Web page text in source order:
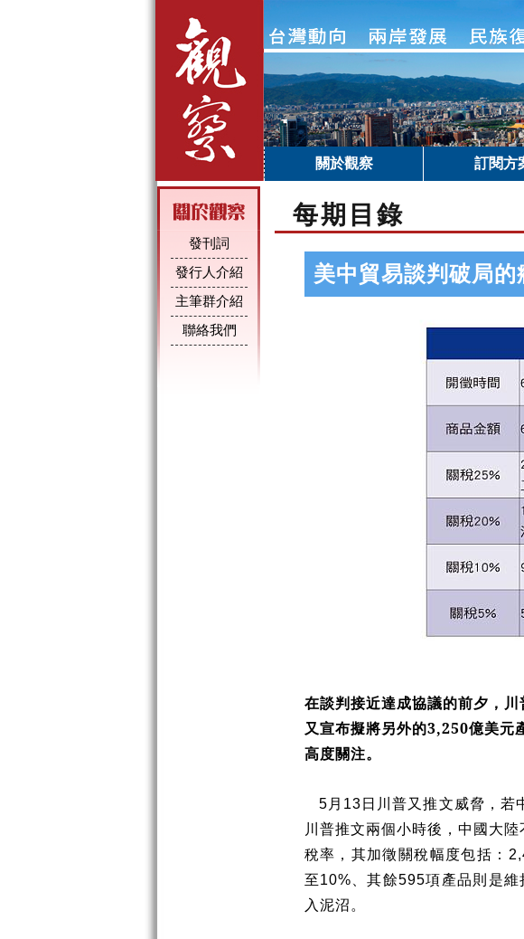
關於觀察 訂閱方
發刊詞
發行人介紹
主筆群介紹
聯絡我們
每期目錄
美中貿易談判破局
在談判接近達成協議的前夕，
又宣布擬將另外的3,250億美元
高度關注。
5 月 13 日川普又推文威脅，若
川普推文兩個小時後，中國大
稅率，其加徵關稅幅度包括：
至10% 、其餘595項產品則是維
入泥沼。